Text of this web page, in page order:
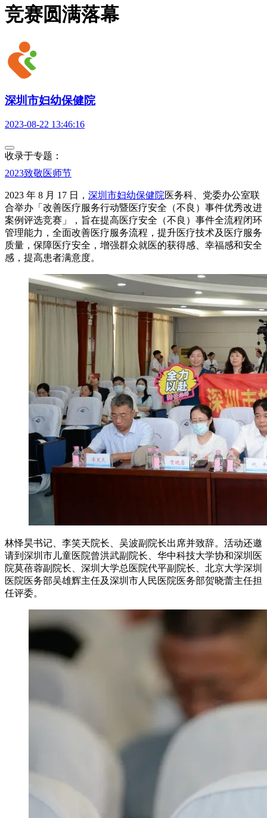
竞赛圆满落幕
深圳市妇幼保健院
2023-08-22 13:46:16
收录于专题：
2023致敬医师节
2023 年 8 月 17 日， 深圳市妇幼保健院医务科、党委办公室联
合举办「改善医疗服务行动暨医疗安全（不良）事件优秀改进
案例评选竞赛」，旨在提高医疗安全（不良）事件全流程闭环
管理能力，全面改善医疗服务流程，提升医疗技术及医疗服务
质量，保障医疗安全，增强群众就医的获得感、幸福感和安全
感，提高患者满意度。
林怿昊书记、李笑天院长、吴波副院长出席并致辞。活动还邀
请到深圳市儿童医院曾洪武副院长、华中科技大学协和深圳医
院莫蓓蓉副院长、深圳大学总医院代平副院长、北京大学深圳
医院医务部吴雄辉主任及深圳市人民医院医务部贺晓蕾主任担
任评委。